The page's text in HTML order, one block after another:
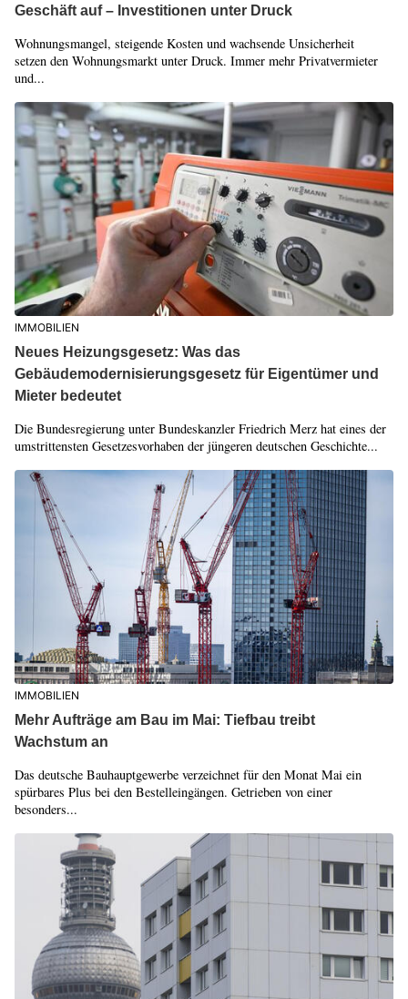
Geschäft auf – Investitionen unter Druck
Wohnungsmangel, steigende Kosten und wachsende Unsicherheit
setzen den Wohnungsmarkt unter Druck. Immer mehr Privatvermieter
und...
IMMOBILIEN
Neues Heizungsgesetz: Was das
Gebäudemodernisierungsgesetz für Eigentümer und
Mieter bedeutet
Die Bundesregierung unter Bundeskanzler Friedrich Merz hat eines der
umstrittensten Gesetzesvorhaben der jüngeren deutschen Geschichte...
IMMOBILIEN
Mehr Aufträge am Bau im Mai: Tiefbau treibt
Wachstum an
Das deutsche Bauhauptgewerbe verzeichnet für den Monat Mai ein
spürbares Plus bei den Bestelleingängen. Getrieben von einer
besonders...